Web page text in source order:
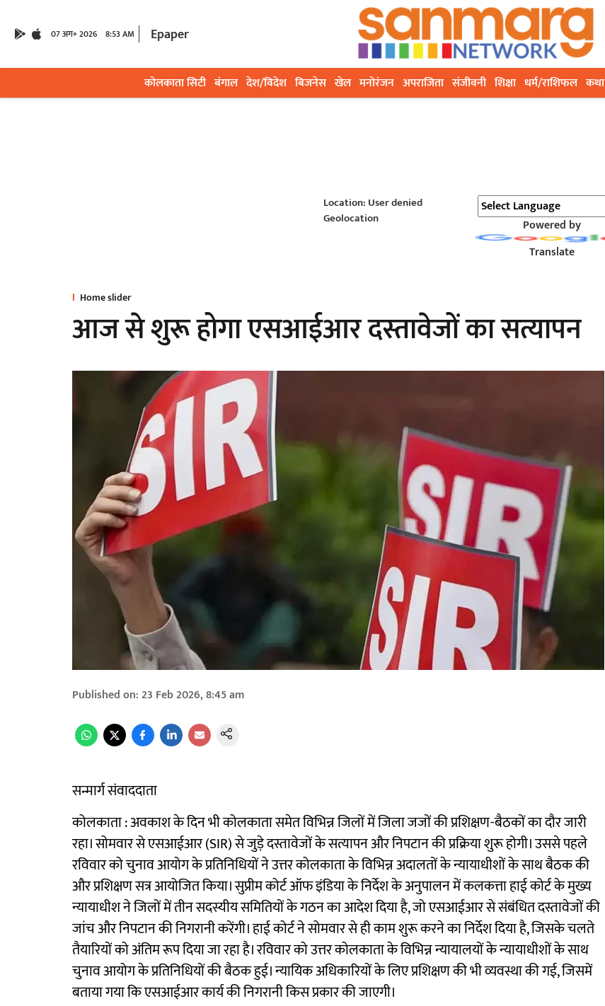
07 अग॰ 2026 8:53 AM Epaper
कोलकाता सिटी बंगाल देश/विदेश बिजनेस खेल मनोरंजन अपराजिता संजीवनी शिक्षा धर्म/राशिफल कथा
Location: User denied
Geolocation
Powered by
Translate
Home slider
आज से शुरू होगा एसआईआर दस्तावेजों का सत्यापन
Published on:23 Feb 2026, 8:45 am
सन्मार्ग संवाददाता
कोलकाता : अवकाश के दिन भी कोलकाता समेत विभिन्न जिलों में जिला जजों की प्रशिक्षण-बैठकों का दौर जारी
रहा। सोमवार से एसआईआर (SIR) से जुड़े दस्तावेजों के सत्यापन और निपटान की प्रक्रिया शुरू होगी। उससे पहले
रविवार को चुनाव आयोग के प्रतिनिधियों ने उत्तर कोलकाता के विभिन्न अदालतों के न्यायाधीशों के साथ बैठक की
और प्रशिक्षण सत्र आयोजित किया। सुप्रीम कोर्ट ऑफ इंडिया के निर्देश के अनुपालन में कलकत्ता हाई कोर्ट के मुख्य
न्यायाधीश ने जिलों में तीन सदस्यीय समितियों के गठन का आदेश दिया है, जो एसआईआर से संबंधित दस्तावेजों की
जांच और निपटान की निगरानी करेंगी। हाई कोर्ट ने सोमवार से ही काम शुरू करने का निर्देश दिया है, जिसके चलते
तैयारियों को अंतिम रूप दिया जा रहा है। रविवार को उत्तर कोलकाता के विभिन्न न्यायालयों के न्यायाधीशों के साथ
चुनाव आयोग के प्रतिनिधियों की बैठक हुई। न्यायिक अधिकारियों के लिए प्रशिक्षण की भी व्यवस्था की गई, जिसमें
बताया गया कि एसआईआर कार्य की निगरानी किस प्रकार की जाएगी।